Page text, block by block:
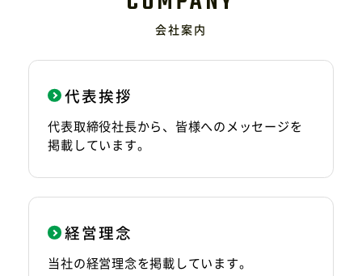
会社案内
代表挨拶
代表取締役社長から、皆様へのメッセージを
掲載しています。
経営理念
当社の経営理念を掲載しています。